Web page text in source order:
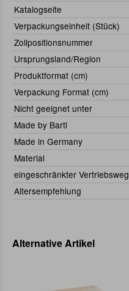
Katalogseite
Verpackungseinheit (Stück)
Zollpositionsnummer
Ursprungsland/Region
Produktformat (cm)
Verpackung Format (cm)
Nicht geeignet unter
Made by Bartl
Made in Germany
Material
eingeschränkter Vertriebsweg
Altersempfehlung
Alternative Artikel